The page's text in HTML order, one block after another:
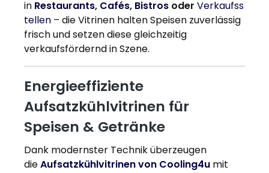
in Restaurants, Cafés, Bistros oder Verkaufss
tellen – die Vitrinen halten Speisen zuverlässig
frisch und setzen diese gleichzeitig
verkaufsfördernd in Szene.
Energieeffiziente
Aufsatzkühlvitrinen für
Speisen & Getränke
Dank modernster Technik überzeugen
dieAufsatzkühlvitrinen von Cooling4u mit